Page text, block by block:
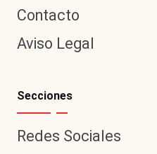
Contacto
Aviso Legal
Secciones
Redes Sociales